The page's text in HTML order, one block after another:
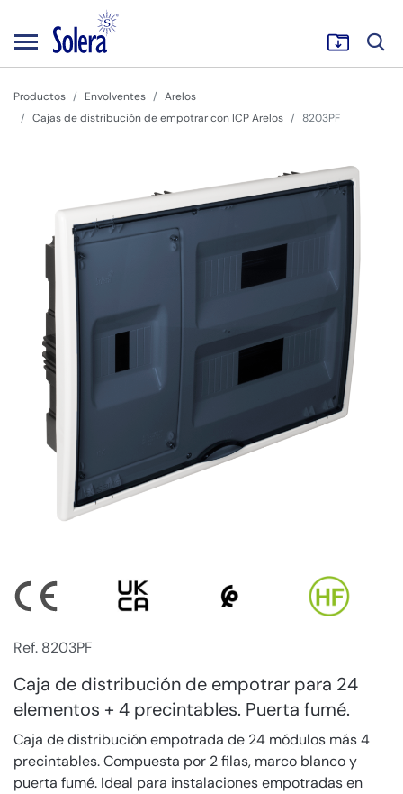
Productos Envolventes
Arelos
Cajas de distribución de empotrar con ICP Arelos
8203PF
Ref. 8203PF
Caja de distribución de empotrar para 24
elementos + 4 precintables. Puerta fumé.
Caja de distribución empotrada de 24 módulos más 4
precintables. Compuesta por 2 filas, marco blanco y
puerta fumé. Ideal para instalaciones empotradas en